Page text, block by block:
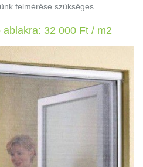
felmérése szükséges.
32 000 Ft / m2